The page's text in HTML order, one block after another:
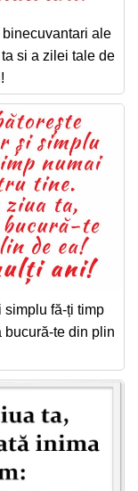
binecuvantari ale
si a zilei tale de
simplu fă-ți timp
bucură-te din plin